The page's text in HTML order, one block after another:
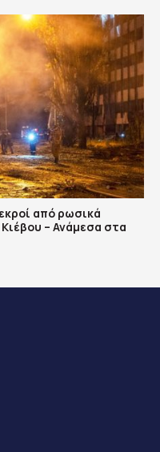
από ρωσικά
– Ανάμεσα στα